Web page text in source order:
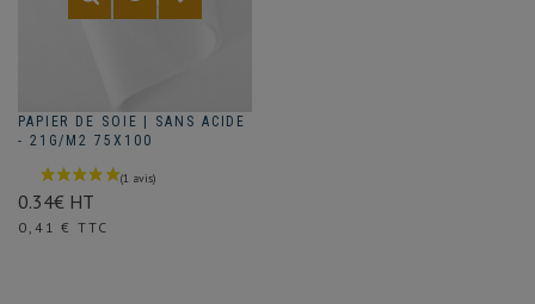
PAPIER DE SOIE | SANS ACIDE
- 21G/M2 75X100
0.34€ HT
Prix
0,41 € TTC